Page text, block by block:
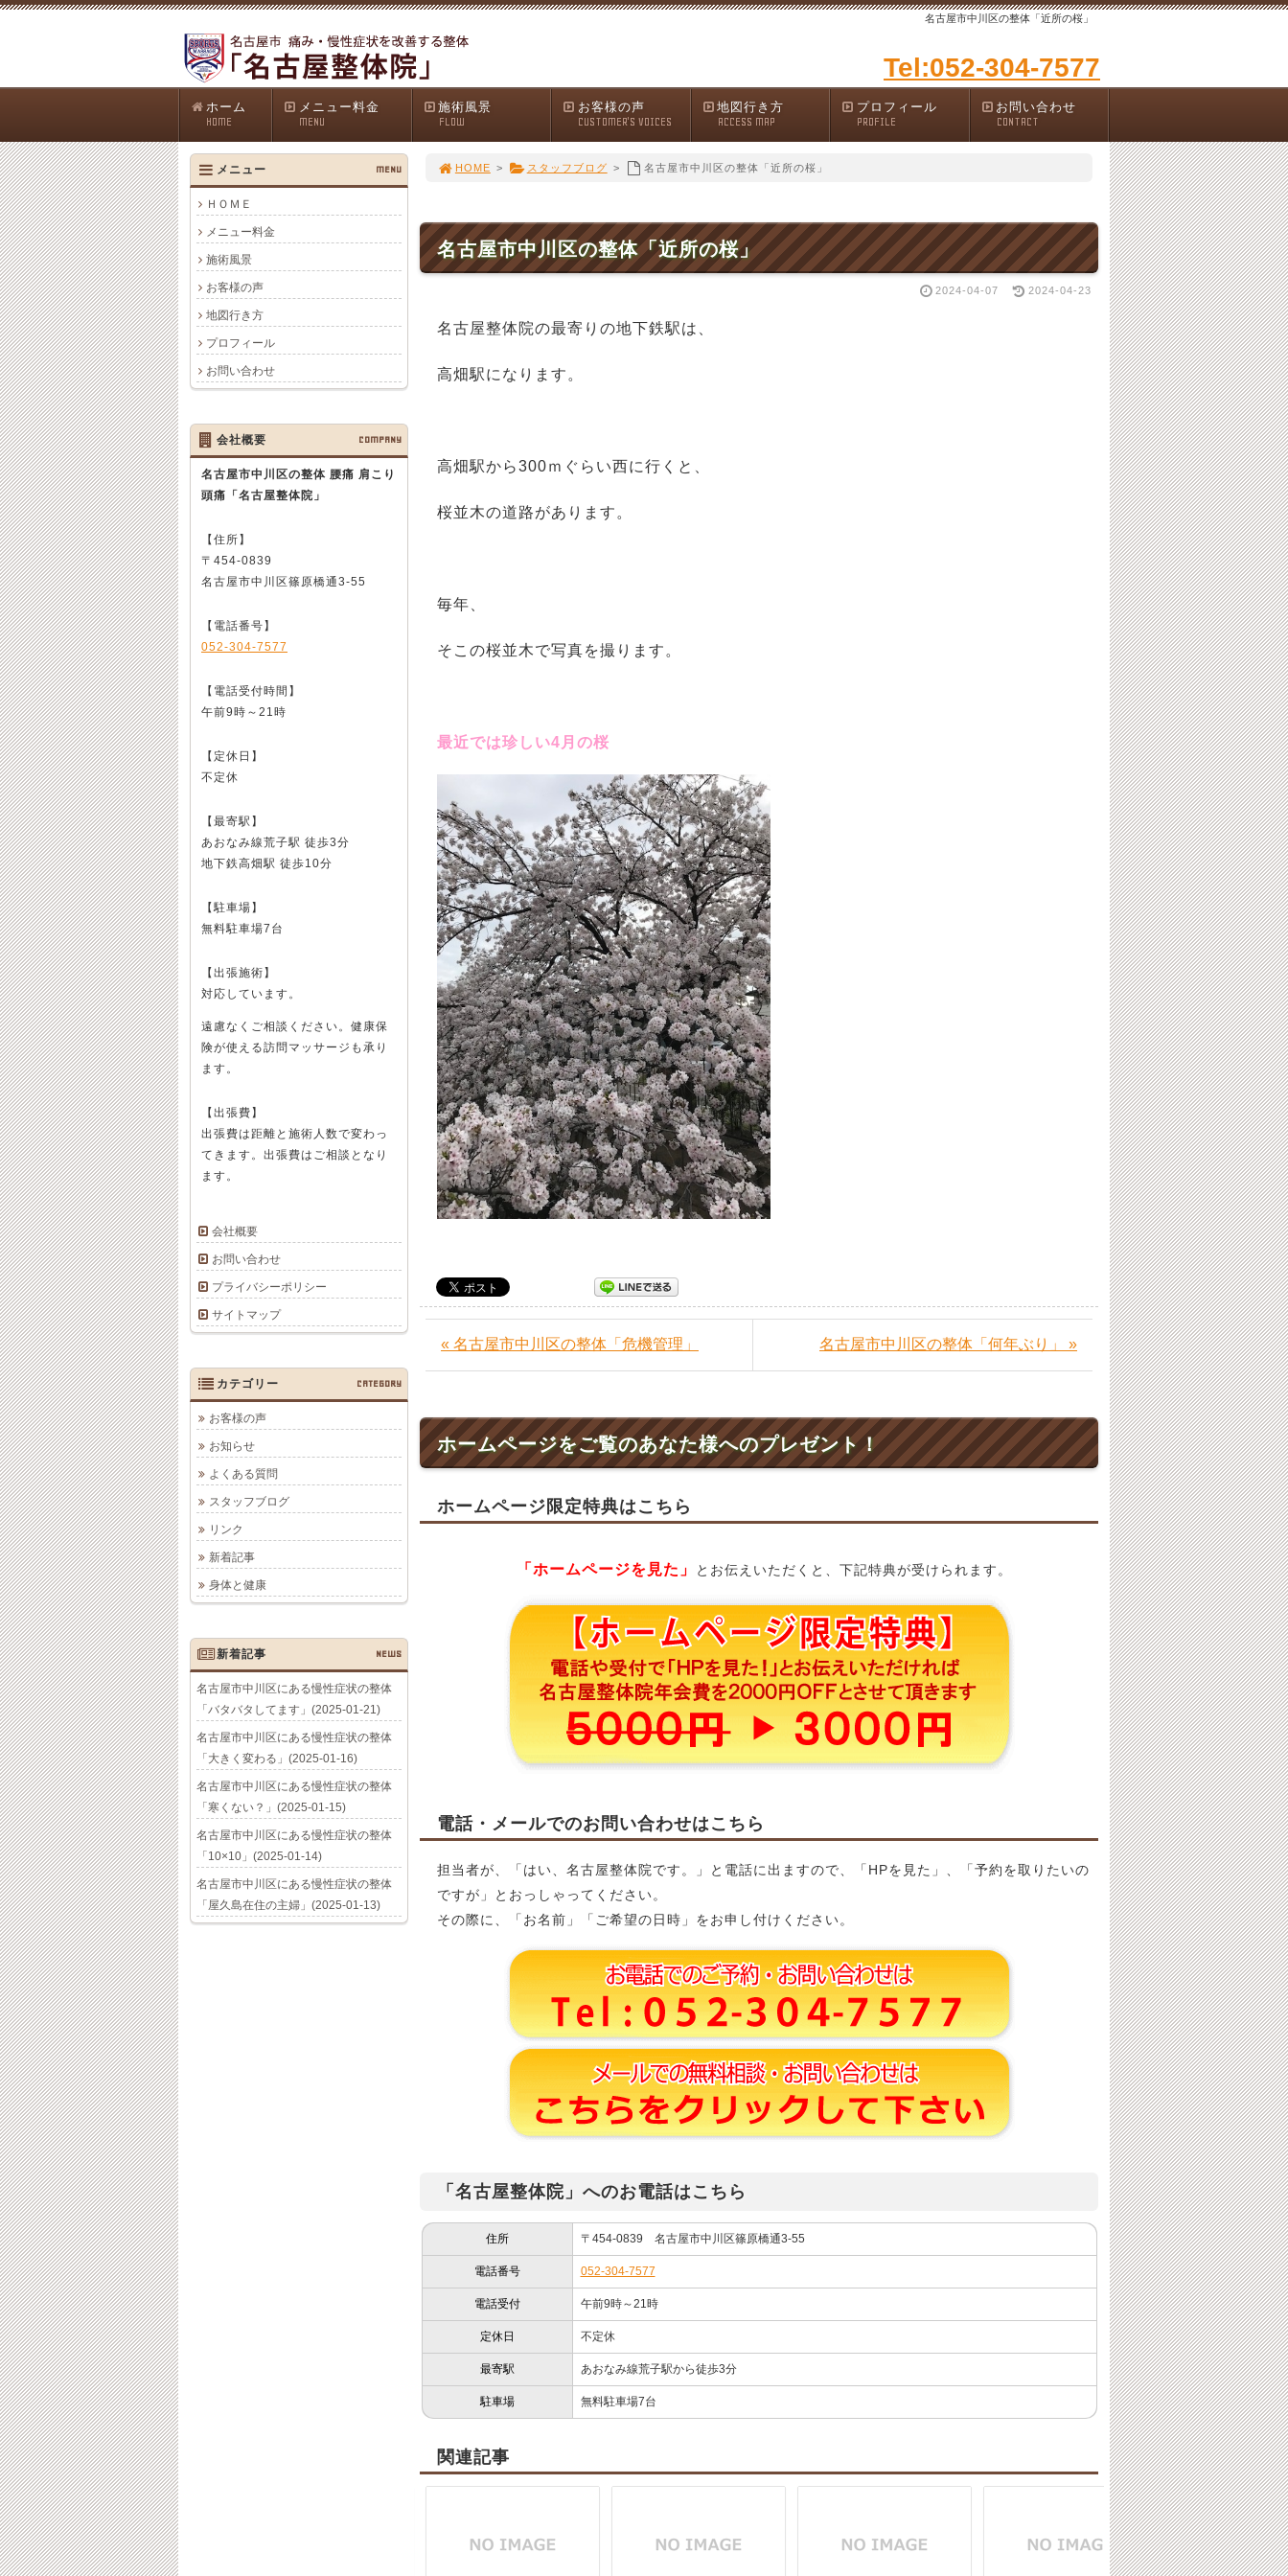
名古屋市中川区の整体「近所の桜」
Tel:052-304-7577
ホーム
HOME
メニュー料金
MENU
施術風景
FLOW
お客様の声
CUSTOMER'S VOICES
地図行き方
ACCESS MAP
プロフィール
PROFILE
お問い合わせ
CONTACT
HOME > スタッフブログ > 名古屋市中川区の整体「近所の桜」
名古屋市中川区の整体「近所の桜」
2024-04-07 2024-04-23
名古屋整体院の最寄りの地下鉄駅は、
高畑駅になります。
高畑駅から300ｍぐらい西に行くと、
桜並木の道路があります。
毎年、
そこの桜並木で写真を撮ります。
最近では珍しい4月の桜
« 名古屋市中川区の整体「危機管理」 名古屋市中川区の整体「何年ぶり」 »
ホームページをご覧のあなた様へのプレゼント！
ホームページ限定特典はこちら
「ホームページを見た」 とお伝えいただくと、下記特典が受けられます。
電話・メールでのお問い合わせはこちら
担当者が、「はい、名古屋整体院です。」と電話に出ますので、「HPを見た」、「予約を取りたいの
ですが」とおっしゃってください。
その際に、「お名前」「ご希望の日時」をお申し付けください。
「名古屋整体院」へのお電話はこちら
住所 〒454-0839 名古屋市中川区篠原橋通3-55
電話番号 052-304-7577
電話受付 午前9時～21時
定休日 不定休
最寄駅 あおなみ線荒子駅から徒歩3分
駐車場 無料駐車場7台
関連記事
メニュー MENU
ＨＯＭＥ
メニュー料金
施術風景
お客様の声
地図行き方
プロフィール
お問い合わせ
会社概要 COMPANY
名古屋市中川区の整体 腰痛 肩こり
頭痛 「名古屋整体院」
【住所】
〒454-0839
名古屋市中川区篠原橋通3-55
【電話番号】
052-304-7577
【電話受付時間】
午前9時～21時
【定休日】
不定休
【最寄駅】
あおなみ線荒子駅 徒歩3分
地下鉄高畑駅 徒歩10分
【駐車場】
無料駐車場7台
【出張施術】
対応しています。
遠慮なくご相談ください。健康保
険が使える訪問マッサージも承り
ます。
【出張費】
出張費は距離と施術人数で変わっ
てきます。出張費はご相談となり
ます。
会社概要
お問い合わせ
プライバシーポリシー
サイトマップ
カテゴリー CATEGORY
お客様の声
お知らせ
よくある質問
スタッフブログ
リンク
新着記事
身体と健康
新着記事 NEWS
名古屋市中川区にある慢性症状の整体
「バタバタしてます」(2025-01-21)
名古屋市中川区にある慢性症状の整体
「大きく変わる」(2025-01-16)
名古屋市中川区にある慢性症状の整体
「寒くない？」(2025-01-15)
名古屋市中川区にある慢性症状の整体
「10×10」(2025-01-14)
名古屋市中川区にある慢性症状の整体
「屋久島在住の主婦」(2025-01-13)